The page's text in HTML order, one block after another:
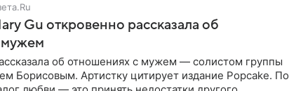
Gu откровенно рассказала об
об отношениях с мужем — солистом группы
Борисовым. Артистку цитирует издание Popcake. По